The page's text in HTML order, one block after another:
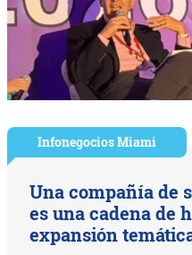
Infonegocios Miami
Una compañía de
es una cadena de
expansión